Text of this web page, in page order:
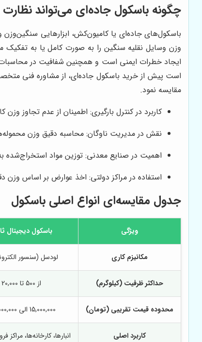
چگونه باسکول جاده‌ای می‌تواند نظارت
باسکول‌های جاده‌ای یا کامیون‌کش، ابزارهایی سنگین‌وزن
وزن وسایل نقلیه سنگین را به صورت کامل یا به تفکیک
ایجاد خطرات ایمنی است و همچنین شفافیت در محاسبات
است پیش از خرید باسکول جاده‌ای، از مشاوره فنی
مقایسه نمود.
کاربرد در کنترل بارگیری: اطمینان از عدم تجاوز وزن
نقش در مدیریت ناوگان: محاسبه دقیق وزن
اهمیت در صنایع معدنی: توزین مواد
استفاده در مراکز دولتی: اخذ عوارض بر اساس وزن
جدول مقایسه‌ای انواع اصلی باسکول
ویژگی باسکول دیجیتال
مکانیزم کاری لودسل (سنسور
حداکثر ظرفیت (کیلوگرم) از 500 تا 20,000
محدوده قیمت تقریبی (تومان) 15,000,000 الی 200,000,000
کاربرد اصلی انبارها، کارخانه‌ها،